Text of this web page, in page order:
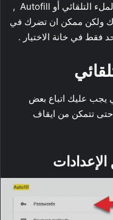
الخواص و الاضافات الرائعة مثل خاصية الملء التلقائي أو Autofill ,
ولكن ممكن ان تضرك في
فقط في خانة الاختيار .
يجب عليك اتباع بعض
تتمكن من ايقاف